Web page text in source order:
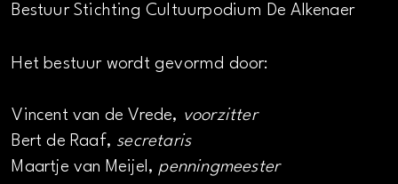
Bestuur Stichting Cultuurpodium De Alkenaer
Het bestuur wordt gevormd door:
Vincent van de Vrede, voorzitter
Bert de Raaf, secretaris
Maartje van Meijel, penningmeester